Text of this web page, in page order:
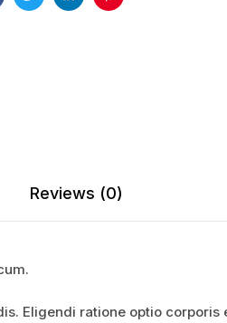
TwitterLinkedinPinterest
Reviews (0)
Eligendi ratione optio corporis